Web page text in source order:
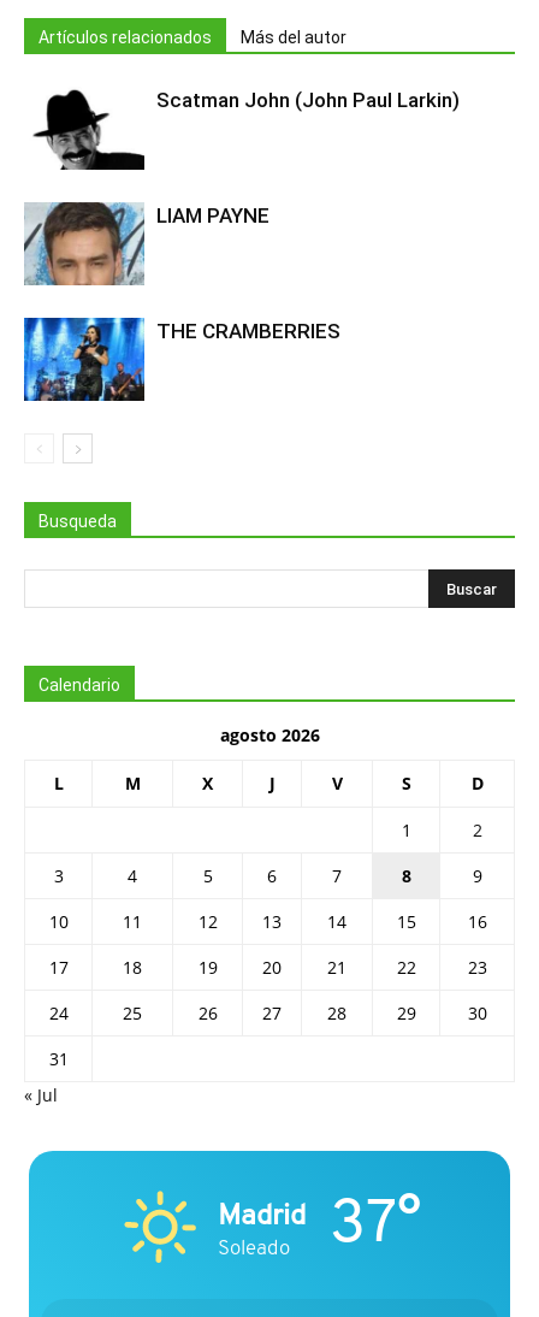
Artículos relacionados Más del autor
Scatman John (John Paul Larkin)
LIAM PAYNE
THE CRAMBERRIES
Busqueda
Calendario
agosto 2026
L M X J V S D
1
2
3
4 5 6 7 8
9
10
11 12 13 14 15
16
17
18 19 20 21 22
23
24
25 26 27 28 29
30
31
« Jul
Madrid
Soleado 37°